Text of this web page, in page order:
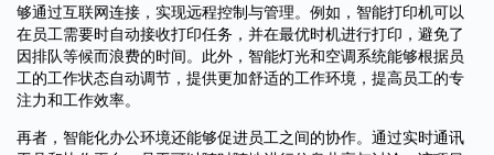
够通过互联网连接，实现远程控制与管理。例如，智能打印机可以
在员工需要时自动接收打印任务，并在最优时机进行打印，避免了
因排队等候而浪费的时间。此外，智能灯光和空调系统能够根据员
工的工作状态自动调节，提供更加舒适的工作环境，提高员工的专
注力和工作效率。
再者，智能化办公环境还能够促进员工之间的协作。通过实时通讯